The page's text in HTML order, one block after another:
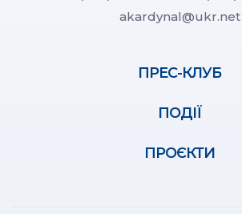
akardynal@ukr.net
ПРЕС-КЛУБ
ПОДІЇ
ПРОЄКТИ